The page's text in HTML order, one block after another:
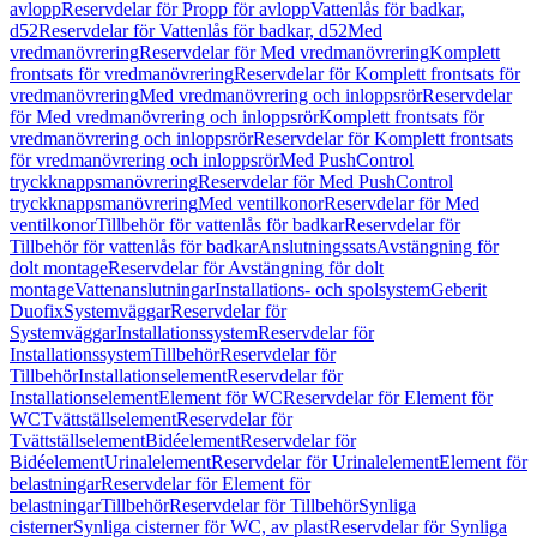
avloppReservdelar för Propp för avloppVattenlås för badkar,
d52Reservdelar för Vattenlås för badkar, d52Med
vredmanövreringReservdelar för Med vredmanövreringKomplett
frontsats för vredmanövreringReservdelar för Komplett frontsats för
vredmanövreringMed vredmanövrering och inloppsrörReservdelar
för Med vredmanövrering och inloppsrörKomplett frontsats för
vredmanövrering och inloppsrörReservdelar för Komplett frontsats
för vredmanövrering och inloppsrörMed PushControl
tryckknappsmanövreringReservdelar för Med PushControl
tryckknappsmanövreringMed ventilkonorReservdelar för Med
ventilkonorTillbehör för vattenlås för badkarReservdelar för
Tillbehör för vattenlås för badkarAnslutningssatsAvstängning för
dolt montageReservdelar för Avstängning för dolt
montageVattenanslutningarInstallations- och spolsystemGeberit
DuofixSystemväggarReservdelar för
SystemväggarInstallationssystemReservdelar för
InstallationssystemTillbehörReservdelar för
TillbehörInstallationselementReservdelar för
InstallationselementElement för WCReservdelar för Element för
WCTvättställselementReservdelar för
TvättställselementBidéelementReservdelar för
BidéelementUrinalelementReservdelar för UrinalelementElement för
belastningarReservdelar för Element för
belastningarTillbehörReservdelar för TillbehörSynliga
cisternerSynliga cisterner för WC, av plastReservdelar för Synliga